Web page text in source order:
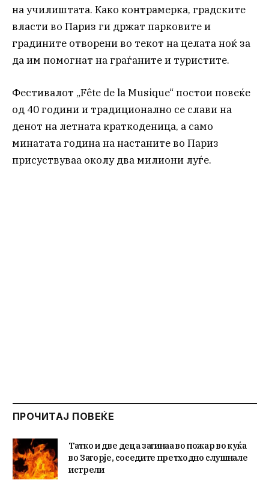
на училиштата. Како контрамерка, градските
власти во Париз ги држат парковите и
градините отворени во текот на целата ноќ за
да им помогнат на граѓаните и туристите.
Фестивалот „Fête de la Musique“ постои повеќе
од 40 години и традиционално се слави на
денот на летната краткоденица, а само
минатата година на настаните во Париз
присуствуваа околу два милиони луѓе.
ПРОЧИТАЈ ПОВЕЌЕ
Татко и две деца загинаа во пожар во куќа
во Загорје, соседите претходно слушнале
истрели